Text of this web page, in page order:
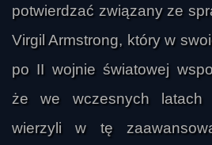
potwierdzać związany ze
Virgil Armstrong, który w
po II wojnie światowej
że we wczesnych latach
wierzyli w tę